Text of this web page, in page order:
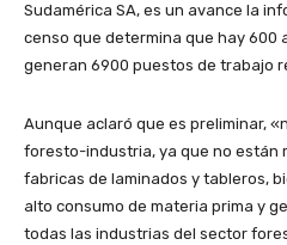
Sudamérica SA, es un avance la
censo que determina que hay 600
generan 6900 puestos de trabajo
Aunque aclaró que es preliminar,
foresto-industria, ya que no están
fabricas de laminados y tableros,
alto consumo de materia prima y
todas las industrias del sector